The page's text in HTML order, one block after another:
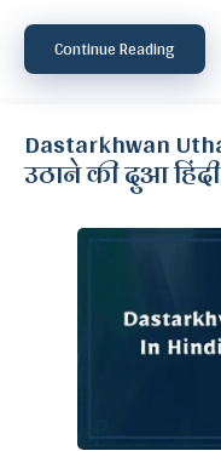
Continue Reading
Dastarkhwan
उठाने की दुआ